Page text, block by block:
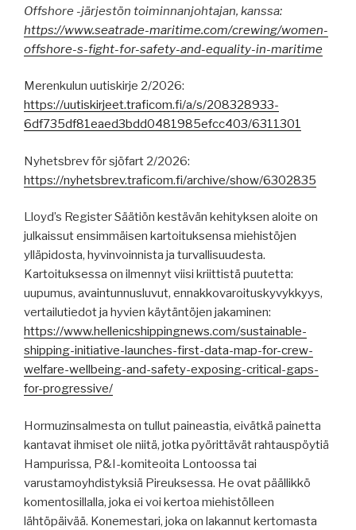
Offshore -järjestön toiminnanjohtajan, kanssa:
https://www.seatrade-maritime.com/crewing/women-
offshore-s-fight-for-safety-and-equality-in-maritime
Merenkulun uutiskirje 2/2026:
https://uutiskirjeet.traficom.fi/a/s/208328933-
6df735df81eaed3bdd0481985efcc403/6311301
Nyhetsbrev för sjöfart 2/2026:
https://nyhetsbrev.traficom.fi/archive/show/6302835
Lloyd’s Register Säätiön kestävän kehityksen aloite on
julkaissut ensimmäisen kartoituksensa miehistöjen
ylläpidosta, hyvinvoinnista ja turvallisuudesta.
Kartoituksessa on ilmennyt viisi kriittistä puutetta:
uupumus, avaintunnusluvut, ennakkovaroituskyvykkyys,
vertailutiedot ja hyvien käytäntöjen jakaminen:
https://www.hellenicshippingnews.com/sustainable-
shipping-initiative-launches-first-data-map-for-crew-
welfare-wellbeing-and-safety-exposing-critical-gaps-
for-progressive/
Hormuzinsalmesta on tullut paineastia, eivätkä painetta
kantavat ihmiset ole niitä, jotka pyörittävät rahtauspöytiä
Hampurissa, P&I-komiteoita Lontoossa tai
varustamoyhdistyksiä Pireuksessa. He ovat päällikkö
komentosillalla, joka ei voi kertoa miehistölleen
lähtöpäivää. Konemestari, joka on lakannut kertomasta